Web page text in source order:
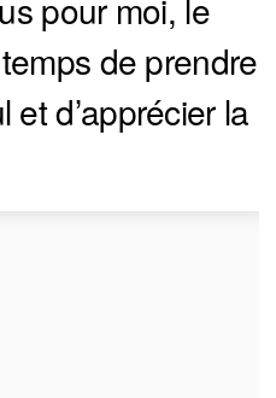
pour moi, le
de prendre
d’apprécier la